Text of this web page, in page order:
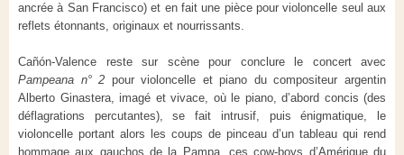
ancrée à San Francisco) et en fait une pièce pour violoncelle seul aux
reflets étonnants, originaux et nourrissants.
Cañón-Valence reste sur scène pour conclure le concert avec
Pampeana n° 2 pour violoncelle et piano du compositeur argentin
Alberto Ginastera, imagé et vivace, où le piano, d’abord concis (des
déflagrations percutantes), se fait intrusif, puis énigmatique, le
violoncelle portant alors les coups de pinceau d’un tableau qui rend
hommage aux gauchos de la Pampa, ces cow-boys d’Amérique du